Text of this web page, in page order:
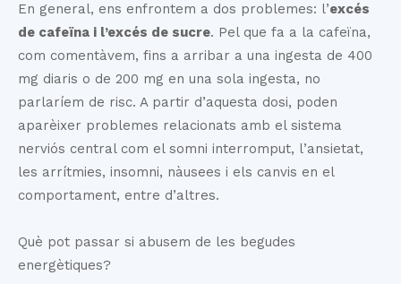
En general, ens enfrontem a dos problemes: l’excés
de cafeïna i l’excés de sucre. Pel que fa a la cafeïna,
com comentàvem, fins a arribar a una ingesta de 400
mg diaris o de 200 mg en una sola ingesta, no
parlaríem de risc. A partir d’aquesta dosi, poden
aparèixer problemes relacionats amb el sistema
nerviós central com el somni interromput, l’ansietat,
les arrítmies, insomni, nàusees i els canvis en el
comportament, entre d’altres.
Què pot passar si abusem de les begudes
energètiques?